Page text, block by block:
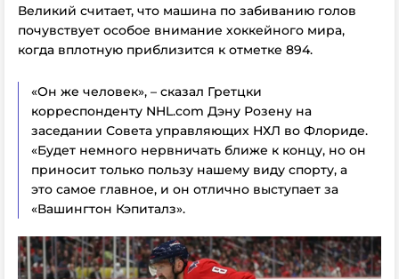
Великий считает, что машина по забиванию голов
почувствует особое внимание хоккейного мира,
когда вплотную приблизится к отметке 894.
«Он же человек», – сказал Гретцки
корреспонденту NHL.com Дэну Розену на
заседании Совета управляющих НХЛ во Флориде.
«Будет немного нервничать ближе к концу, но он
приносит только пользу нашему виду спорту, а
это самое главное, и он отлично выступает за
«Вашингтон Кэпиталз».